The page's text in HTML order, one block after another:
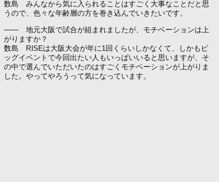
数島 みんなから気に入られることはすごく大事なことだと思
うので、色々な年齢層の方を巻き込んでいきたいです。
―― 地元大阪で試合が組まれましたが、モチベーションは上
がりますか？
数島 RISEは大阪大会が年に1回くらいしかなくて、しかもビ
ッグイベントで今回出たい人もいっぱいいると思いますが、そ
の中で選んでいただいたのはすごくモチベーションが上がりま
した。やってやろうって気になっています。